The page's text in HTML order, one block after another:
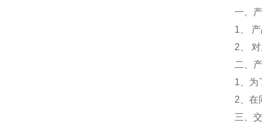
一、
1、
2、
二、
1、为
2、在
三、